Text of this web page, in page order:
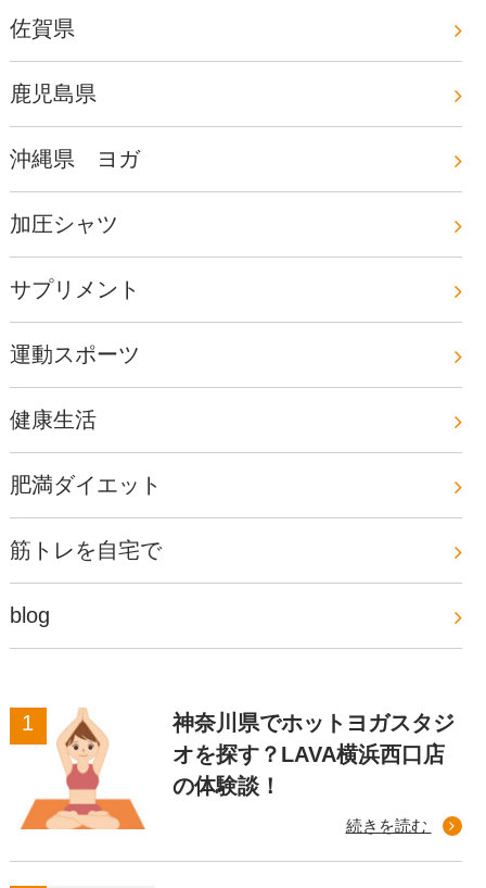
佐賀県
鹿児島県
沖縄県 ヨガ
加圧シャツ
サプリメント
運動スポーツ
健康生活
肥満ダイエット
筋トレを自宅で
blog
神奈川県でホットヨガスタジ
オを探す？LAVA横浜西口店
の体験談！
続きを読む